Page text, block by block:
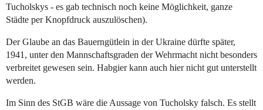
Tucholskys - es gab technisch noch keine Möglichkeit, ganze
Städte per Knopfdruck auszulöschen).
Der Glaube an das Bauerngütlein in der Ukraine dürfte später,
1941, unter den Mannschaftsgraden der Wehrmacht nicht besonders
verbreitet gewesen sein. Habgier kann auch hier nicht gut unterstellt
werden.
Im Sinn des StGB wäre die Aussage von Tucholsky falsch. Es stellt